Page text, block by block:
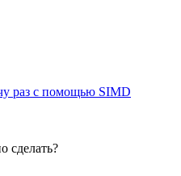
раз с помощью SIMD
сделать?